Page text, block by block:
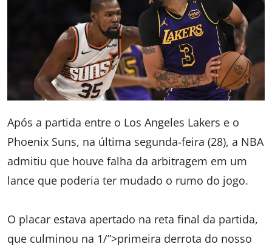
Após a partida entre o Los Angeles Lakers e o
Phoenix Suns, na última segunda-feira (28), a NBA
admitiu que houve falha da arbitragem em um
lance que poderia ter mudado o rumo do jogo.
O placar estava apertado na reta final da partida,
que culminou na 1/”>primeira derrota do nosso